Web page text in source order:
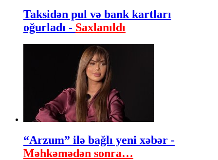
Taksidən pul və bank kartları
oğurladı - Saxlanıldı
“Arzum” ilə bağlı yeni xəbər -
Məhkəmədən sonra…